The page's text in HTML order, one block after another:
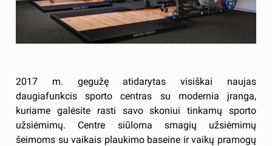
2017 m. gegužę atidarytas visiškai naujas
daugiafunkcis sporto centras su modernia įranga,
kuriame galėsite rasti savo skoniui tinkamų sporto
užsiėmimų. Centre siūloma smagių užsiėmimų
šeimoms su vaikais plaukimo baseine ir vaikų pramogų